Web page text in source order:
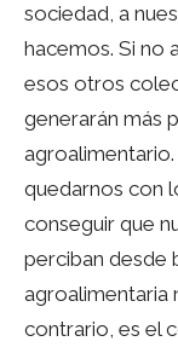
sociedad, a
hacemos. Si no
esos otros
generarán más
quedarnos con
conseguir que
perciban desde
agroalimentaria
contrario, es el